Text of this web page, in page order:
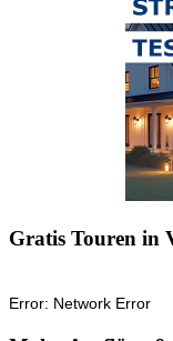
Gratis Touren in